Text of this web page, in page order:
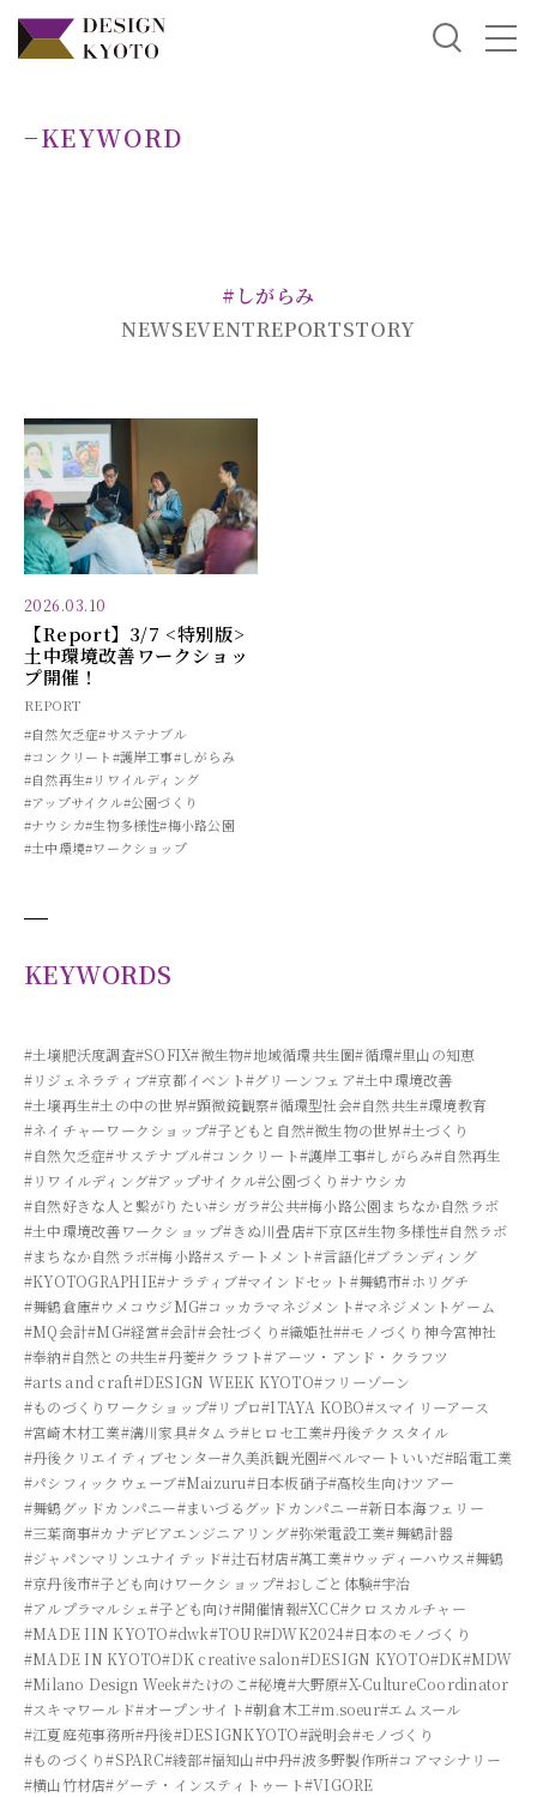
−KEYWORD
#しがらみ
NEWSEVENTREPORTSTORY
2026.03.10
【Report】3/7 <特別版>
土中環境改善ワークショッ
プ開催！
REPORT
#自然欠乏症#サステナブル
#コンクリート#護岸工事#しがらみ
#自然再生#リワイルディング
#アップサイクル#公園づくり
#ナウシカ#生物多様性#梅小路公園
#土中環境#ワークショップ
KEYWORDS
#土壌肥沃度調査#SOFIX#微生物#地域循環共生圏#循環#里山の知恵
#リジェネラティブ#京都イベント#グリーンフェア#土中環境改善
#土壌再生#土の中の世界#顕微鏡観察#循環型社会#自然共生#環境教育
#ネイチャーワークショップ#子どもと自然#微生物の世界#土づくり
#自然欠乏症#サステナブル#コンクリート#護岸工事#しがらみ#自然再生
#リワイルディング#アップサイクル#公園づくり #ナウシカ
#自然好きな人と繋がりたい#シガラ#公共#梅小路公園まちなか自然ラボ
#土中環境改善ワークショップ#きぬ川畳店#下京区#生物多様性#自然ラボ
#まちなか自然ラボ#梅小路#ステートメント#言語化#ブランディング
#KYOTOGRAPHIE#ナラティブ#マインドセット#舞鶴市#ホリグチ
#舞鶴倉庫#ウメコウジMG#コッカラマネジメント#マネジメントゲーム
#MQ会計#MG#経営#会計#会社づくり#織姫社##モノづくり神今宮神社
#奉納#自然との共生#丹菱#クラフト#アーツ・アンド・クラフツ
#arts and craft#DESIGN WEEK KYOTO#フリーゾーン
#ものづくりワークショップ#リプロ#ITAYA KOBO#スマイリーアース
#宮崎木材工業#溝川家具#タムラ#ヒロセ工業#丹後テクスタイル
#丹後クリエイティブセンター#久美浜観光園#ベルマートいいだ#昭電工業
#パシフィックウェーブ#Maizuru#日本板硝子#高校生向けツアー
#舞鶴グッドカンパニー#まいづるグッドカンパニー#新日本海フェリー
#三葉商事#カナデビアエンジニアリング#弥栄電設工業#舞鶴計器
#ジャパンマリンユナイテッド#辻石材店#萬工業#ウッディーハウス#舞鶴
#京丹後市#子ども向けワークショップ#おしごと体験#宇治
#アルプラマルシェ#子ども向け#開催情報#XCC#クロスカルチャー
#MADE IIN KYOTO#dwk#TOUR#DWK2024#日本のモノづくり
#MADE IN KYOTO#DK creative salon#DESIGN KYOTO#DK#MDW
#Milano Design Week#たけのこ#秘境#大野原#X-CultureCoordinator
#スキマワールド#オープンサイト#朝倉木工#m.soeur#エムスール
#江夏庭苑事務所#丹後#DESIGNKYOTO#説明会#モノづくり
#ものづくり#SPARC#綾部#福知山#中丹#波多野製作所#コアマシナリー
#横山竹材店#ゲーテ・インスティトゥート#VIGORE